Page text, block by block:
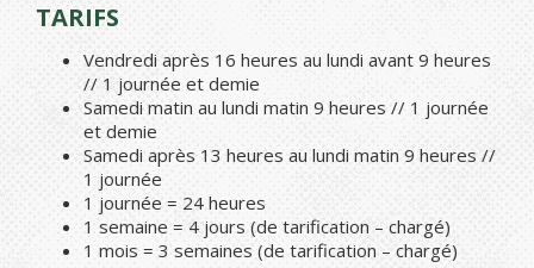
TARIFS
Vendredi après 16 heures au lundi avant 9 heures
// 1 journée et demie
Samedi matin au lundi matin 9 heures // 1 journée
et demie
Samedi après 13 heures au lundi matin 9 heures //
1 journée
1 journée = 24 heures
1 semaine = 4 jours (de tarification – chargé)
1 mois = 3 semaines (de tarification – chargé)